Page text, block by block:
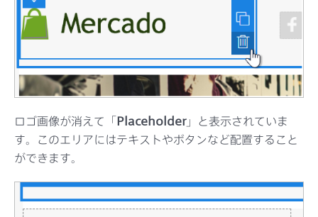
ロゴ画像が消えて「Placeholder」と表示されていま
す。このエリアにはテキストやボタンなど配置すること
ができます。